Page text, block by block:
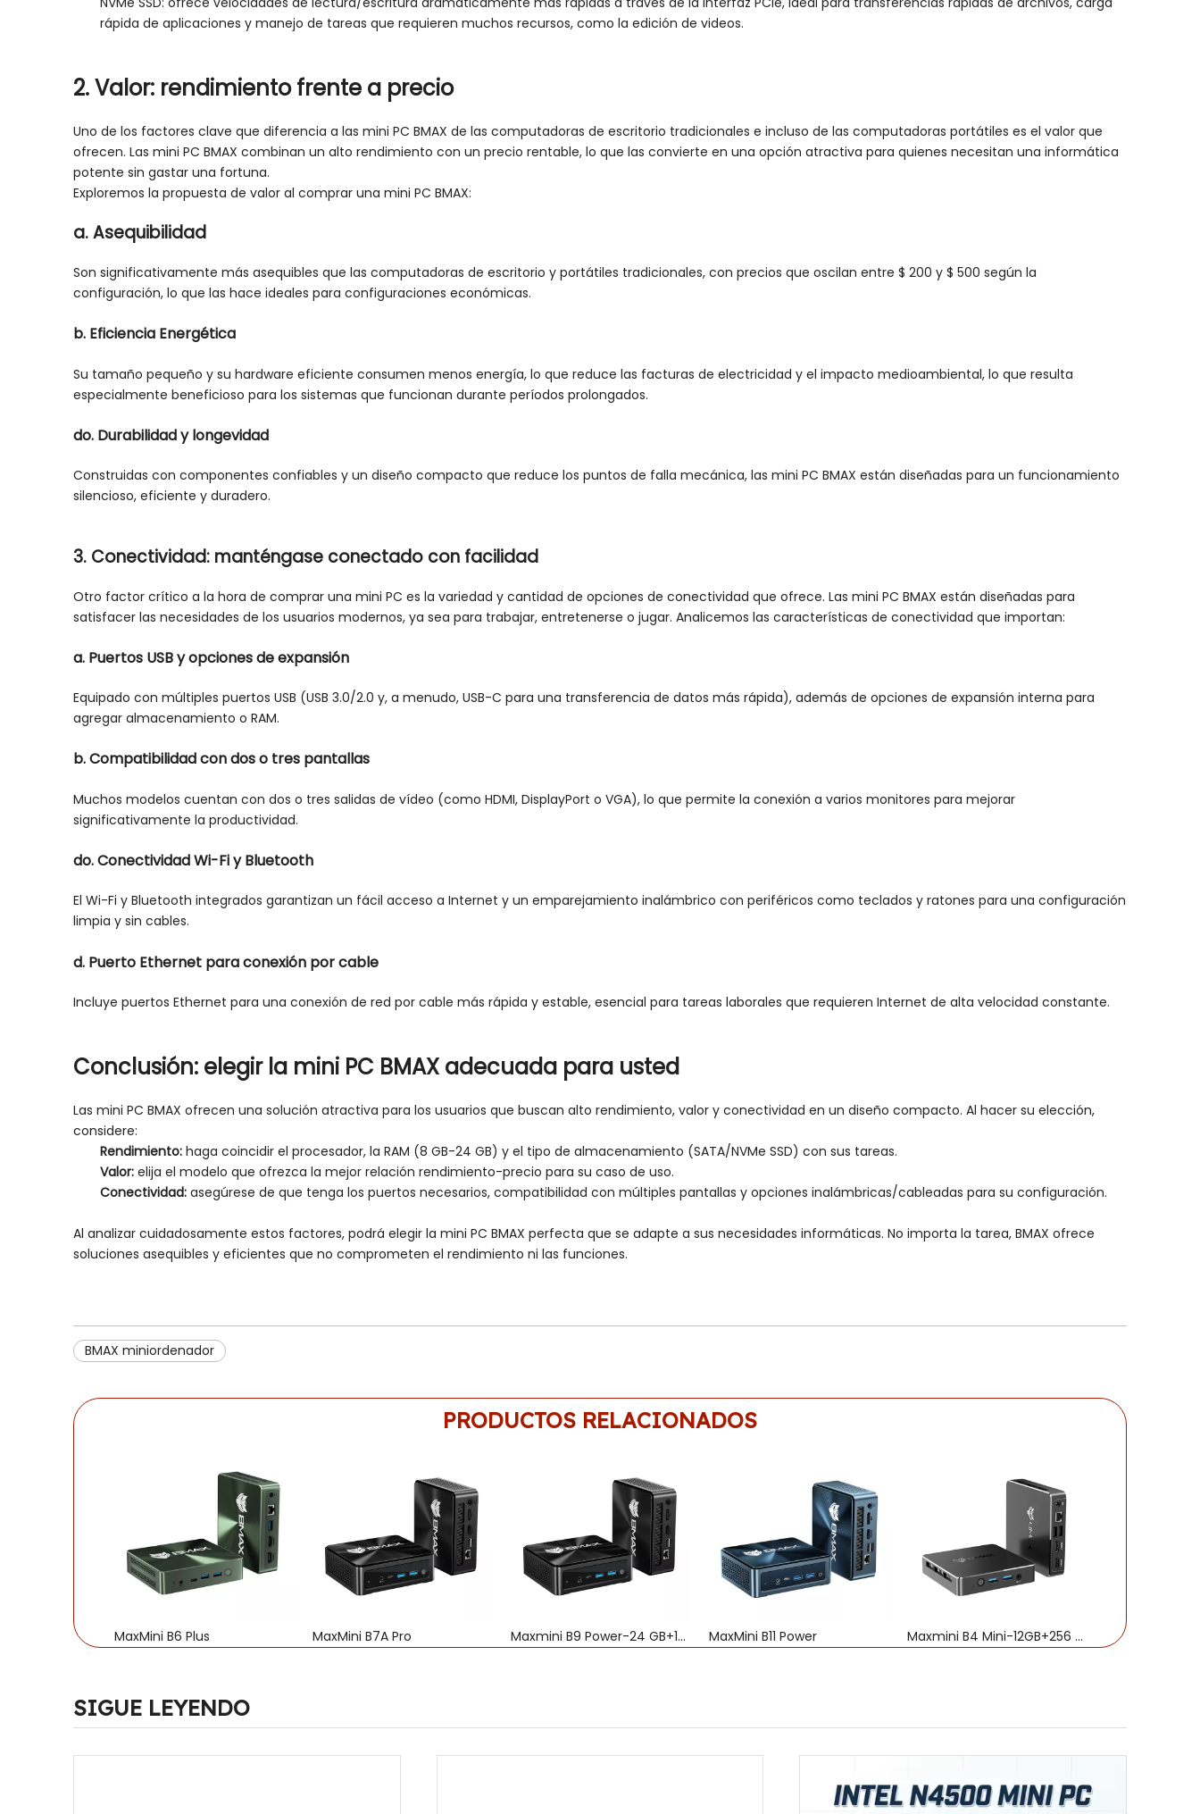
rápida de aplicaciones y manejo de tareas que requieren muchos recursos, como la edición de videos.
2. Valor: rendimiento frente a precio
Uno de los factores clave que diferencia a las mini PC BMAX de las computadoras de escritorio tradicionales e incluso de las computadoras portátiles es el valor que
ofrecen. Las mini PC BMAX combinan un alto rendimiento con un precio rentable, lo que las convierte en una opción atractiva para quienes necesitan una informática
potente sin gastar una fortuna.
Exploremos la propuesta de valor al comprar una mini PC BMAX:
a. Asequibilidad
Son significativamente más asequibles que las computadoras de escritorio y portátiles tradicionales, con precios que oscilan entre $ 200 y $ 500 según la
configuración, lo que las hace ideales para configuraciones económicas.
b. Eficiencia Energética
Su tamaño pequeño y su hardware eficiente consumen menos energía, lo que reduce las facturas de electricidad y el impacto medioambiental, lo que resulta
especialmente beneficioso para los sistemas que funcionan durante períodos prolongados.
do. Durabilidad y longevidad
Construidas con componentes confiables y un diseño compacto que reduce los puntos de falla mecánica, las mini PC BMAX están diseñadas para un funcionamiento
silencioso, eficiente y duradero.
3. Conectividad: manténgase conectado con facilidad
Otro factor crítico a la hora de comprar una mini PC es la variedad y cantidad de opciones de conectividad que ofrece. Las mini PC BMAX están diseñadas para
satisfacer las necesidades de los usuarios modernos, ya sea para trabajar, entretenerse o jugar. Analicemos las características de conectividad que importan:
a. Puertos USB y opciones de expansión
Equipado con múltiples puertos USB (USB 3.0/2.0 y, a menudo, USB-C para una transferencia de datos más rápida), además de opciones de expansión interna para
agregar almacenamiento o RAM.
b. Compatibilidad con dos o tres pantallas
Muchos modelos cuentan con dos o tres salidas de vídeo (como HDMI, DisplayPort o VGA), lo que permite la conexión a varios monitores para mejorar
significativamente la productividad.
do. Conectividad Wi-Fi y Bluetooth
El Wi-Fi y Bluetooth integrados garantizan un fácil acceso a Internet y un emparejamiento inalámbrico con periféricos como teclados y ratones para una configuración
limpia y sin cables.
d. Puerto Ethernet para conexión por cable
Incluye puertos Ethernet para una conexión de red por cable más rápida y estable, esencial para tareas laborales que requieren Internet de alta velocidad constante.
Conclusión: elegir la mini PC BMAX adecuada para usted
Las mini PC BMAX ofrecen una solución atractiva para los usuarios que buscan alto rendimiento, valor y conectividad en un diseño compacto. Al hacer su elección,
considere:
Rendimiento: haga coincidir el procesador, la RAM (8 GB-24 GB) y el tipo de almacenamiento (SATA/NVMe SSD) con sus tareas.
Valor: elija el modelo que ofrezca la mejor relación rendimiento-precio para su caso de uso.
Conectividad: asegúrese de que tenga los puertos necesarios, compatibilidad con múltiples pantallas y opciones inalámbricas/cableadas para su configuración.
Al analizar cuidadosamente estos factores, podrá elegir la mini PC BMAX perfecta que se adapte a sus necesidades informáticas. No importa la tarea, BMAX ofrece
soluciones asequibles y eficientes que no comprometen el rendimiento ni las funciones.
BMAX miniordenador
PRODUCTOS RELACIONADOS
MaxMini B6 Plus MaxMini B7A Pro Maxmini B9 Power-24 GB+1TB MaxMini B11 Power Maxmini B4 Mini-12GB+256 GB
SIGUE LEYENDO